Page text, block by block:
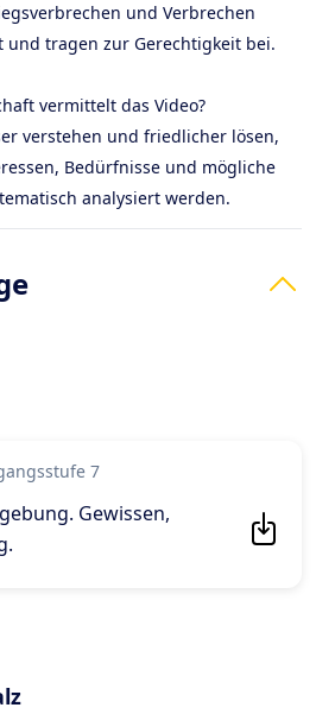
und Verbrechen
und tragen zur Gerechtigkeit bei.
vermittelt das Video?
verstehen und friedlicher lösen,
Bedürfnisse und mögliche
analysiert werden.
7
Gewissen,
.